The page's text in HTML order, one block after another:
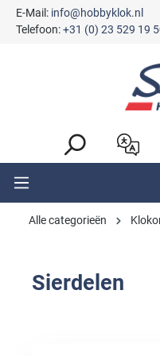
E-Mail: info@hobbyklok.nl
Telefoon:+31 (0) 23 529 19
Alle categorieën
Sierdelen